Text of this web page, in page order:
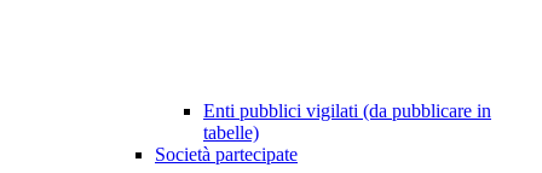
Enti pubblici vigilati (da pubblicare in
tabelle)
Società partecipate